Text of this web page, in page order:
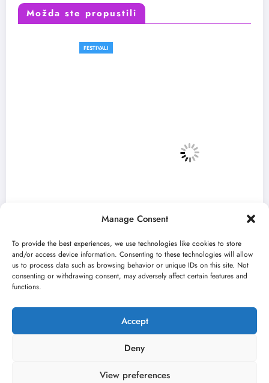
Manage Consent
To provide the best experiences, we use technologies like cookies to store
and/or access device information. Consenting to these technologies will allow
us to process data such as browsing behavior or unique IDs on this site. Not
consenting or withdrawing consent, may adversely affect certain features and
functions.
Accept
Deny
View preferences
Možda ste propustili
„Najveći mali festival u Vojvodini“ i ovog
O nama Uslovi Kontakt